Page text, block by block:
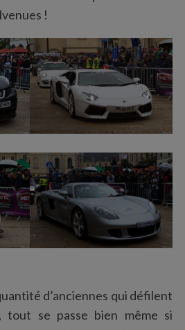
!
d’anciennes qui défilent
tout se passe bien même si